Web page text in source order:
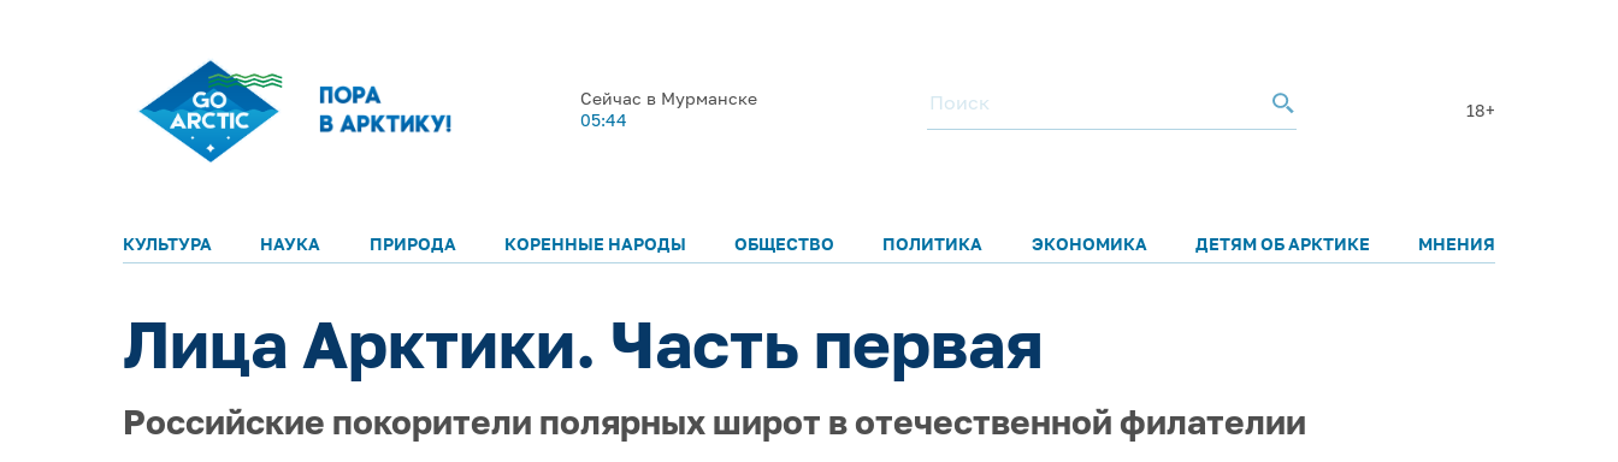
Сейчас в Мурманске
05:44
18+
КУЛЬТУРА НАУКА ПРИРОДА КОРЕННЫЕ НАРОДЫ ОБЩЕСТВО ПОЛИТИКА ЭКОНОМИКА ДЕТЯМ ОБ АРКТИКЕ МНЕНИЯ
Лица Арктики. Часть первая
Российские покорители полярных широт в отечественной филателии